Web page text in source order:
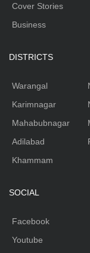
Cover Stories
Business
DISTRICTS
Warangal
Karimnagar
Mahabubnagar
Adilabad
Khammam
SOCIAL
Facebook
Youtube